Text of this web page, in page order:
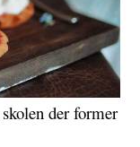
der former